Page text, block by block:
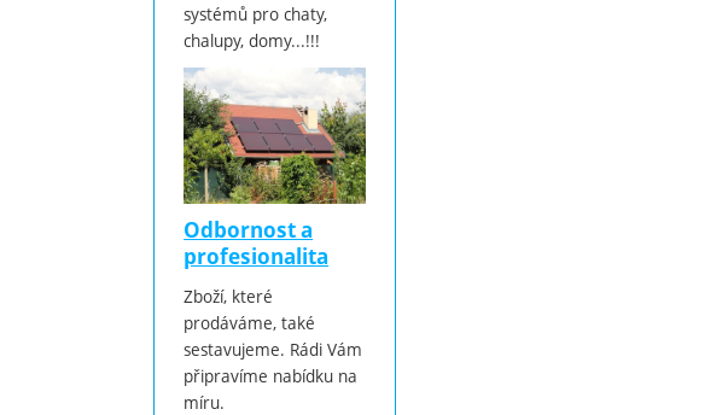
systémů pro chaty,
chalupy, domy...!!!
Odbornost a
profesionalita
Zboží, které
prodáváme, také
sestavujeme. Rádi Vám
připravíme nabídku na
míru.